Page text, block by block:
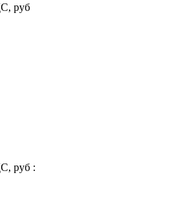
руб
руб :